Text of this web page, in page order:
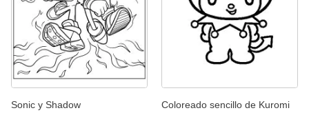
Sonic y Shadow
Coloreado sencillo de Kuromi